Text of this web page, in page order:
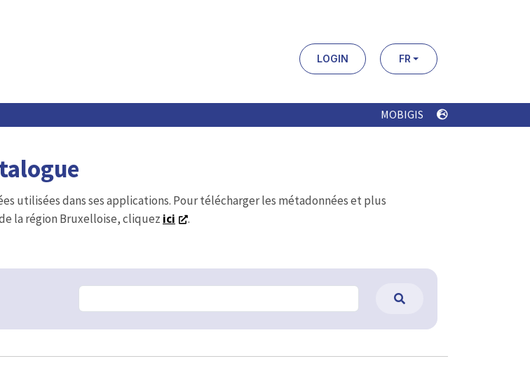
LOGIN FR
MOBIGIS
utilisées dans ses applications. Pour télécharger les métadonnées et plus
la région Bruxelloise, cliquez ici .